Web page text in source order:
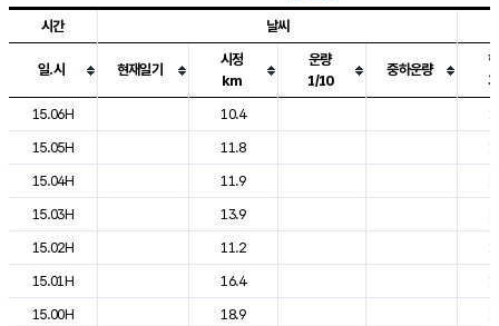
도시별 기상실황표로 지점, 날씨, 기온, 강수, 바람, 기압등을 안내한 표입
시간 날씨
일.시 현재일기
시정
km
운량
1/10
중하운량
15.06H
10.4
15.05H
11.8
15.04H
11.9
15.03H
13.9
15.02H
11.2
15.01H
16.4
15.00H
18.9